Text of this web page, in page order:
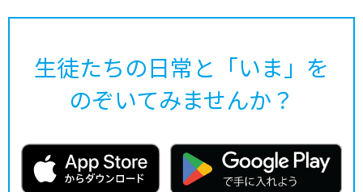
生徒たちの日常と「いま」を
のぞいてみませんか？